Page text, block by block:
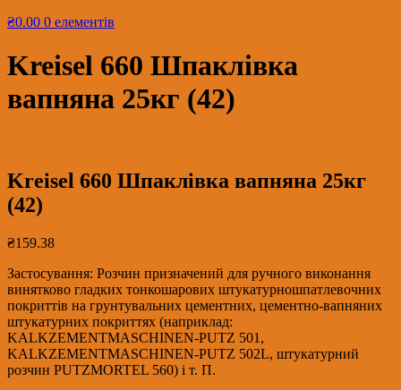
₴0.00 0 елементів
Kreisel 660 Шпаклівка
вапняна 25кг (42)
Kreisel 660 Шпаклівка вапняна 25кг
(42)
₴159.38
Застосування: Розчин призначений для ручного виконання
винятково гладких тонкошарових штукатурношпатлевочних
покриттів на грунтувальних цементних, цементно-вапняних
штукатурних покриттях (наприклад:
KALKZEMENTMASCHINEN-PUTZ 501,
KALKZEMENTMASCHINEN-PUTZ 502L, штукатурний
розчин PUTZMORTEL 560) і т. П.